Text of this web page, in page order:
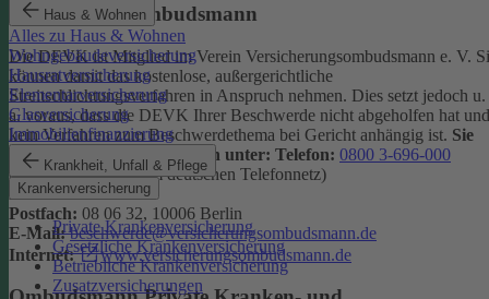
Haus & Wohnen
Alles zu Haus & Wohnen
Wohngebäudeversicherung
Hausratversicherung
Elementarversicherung
Glasversicherung
Immobilienfinanzierung
Krankheit, Unfall & Pflege
Krankenversicherung
Private Krankenversicherung
Gesetzliche Krankenversicherung
Betriebliche Krankenversicherung
Zusatzversicherungen
Versicherungsombudsmann
Die DEVK ist Mitglied im Verein Versicherungsombudsmann e. V.
können damit das kostenlose, außergerichtliche
Streitschlichtungsverfahren in Anspruch nehmen. Dies setzt jedoch u.
a. voraus, dass die DEVK Ihrer Beschwerde nicht abgeholfen hat und
kein Verfahren zum Beschwerdethema bei Gericht anhängig ist. Sie
erreichen den Ombudsmann unter: Telefon: 0800 3-696-000
(gebührenfrei aus dem deutschen Telefonnetz)
Fax:0800 3-699-000
Postfach: 08 06 32, 10006 Berlin
E-Mail:beschwerde@versicherungsombudsmann.de
Internet:
www.versicherungsombudsmann.de